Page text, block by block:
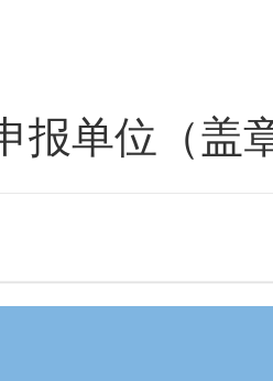
报单位（盖